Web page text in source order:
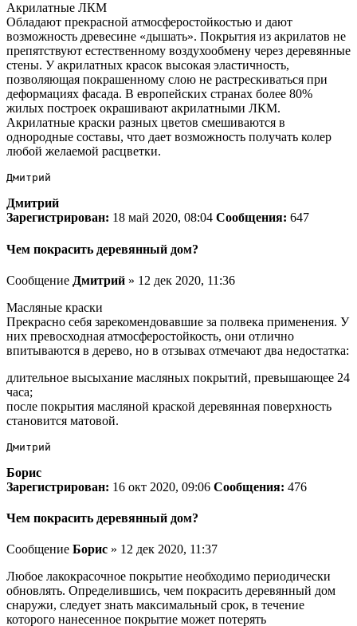
Акрилатные ЛКМ
Обладают прекрасной атмосферостойкостью и дают
возможность древесине «дышать». Покрытия из акрилатов не
препятствуют естественному воздухообмену через деревянные
стены. У акрилатных красок высокая эластичность,
позволяющая покрашенному слою не растрескиваться при
деформациях фасада. В европейских странах более 80%
жилых построек окрашивают акрилатными ЛКМ.
Акрилатные краски разных цветов смешиваются в
однородные составы, что дает возможность получать колер
любой желаемой расцветки.
Дмитрий
Дмитрий
Зарегистрирован: 18 май 2020, 08:04 Сообщения: 647
Чем покрасить деревянный дом?
Сообщение Дмитрий » 12 дек 2020, 11:36
Масляные краски
Прекрасно себя зарекомендовавшие за полвека применения. У
них превосходная атмосферостойкость, они отлично
впитываются в дерево, но в отзывах отмечают два недостатка:
длительное высыхание масляных покрытий, превышающее 24
часа;
после покрытия масляной краской деревянная поверхность
становится матовой.
Дмитрий
Борис
Зарегистрирован: 16 окт 2020, 09:06 Сообщения: 476
Чем покрасить деревянный дом?
Сообщение Борис » 12 дек 2020, 11:37
Любое лакокрасочное покрытие необходимо периодически
обновлять. Определившись, чем покрасить деревянный дом
снаружи, следует знать максимальный срок, в течение
которого нанесенное покрытие может потерять